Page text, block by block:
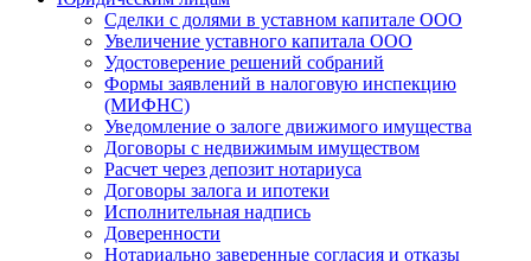
Сделки с долями в уставном капитале ООО
Увеличение уставного капитала ООО
Удостоверение решений собраний
Формы заявлений в налоговую инспекцию
(МИФНС)
Уведомление о залоге движимого имущества
Договоры с недвижимым имуществом
Расчет через депозит нотариуса
Договоры залога и ипотеки
Исполнительная надпись
Доверенности
Нотариально заверенные согласия и отказы